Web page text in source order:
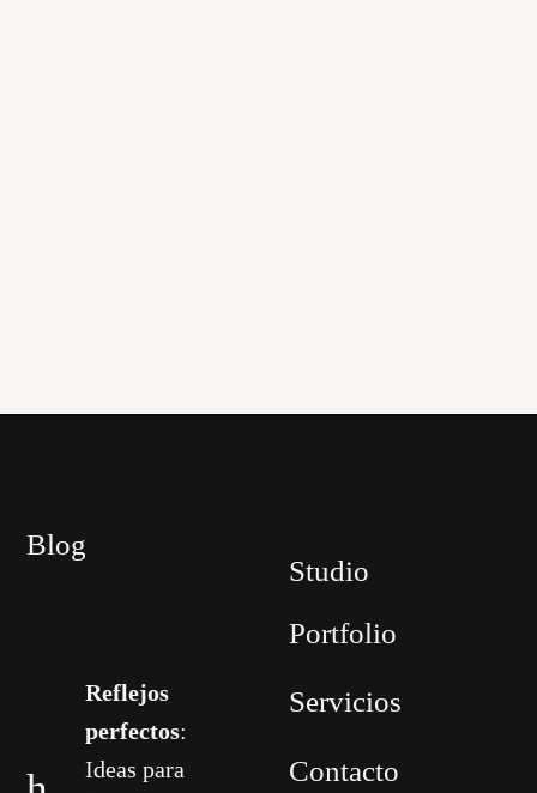
Blog
Reflejos
perfectos:
Ideas para
Studio
Portfolio
Servicios
Contacto